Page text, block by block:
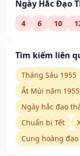
Ngày Hắc Đạo
4 6 10
Tìm kiếm liên
Tháng Sáu 1955
Ất Mùi năm 1955
Ngày hắc đạo
Chuẩn bị Tết
Cung hoàng